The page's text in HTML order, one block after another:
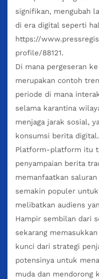
signifikan, mengubah
di era digital seperti
https://
profile/88121.
Di mana pergeseran
merupakan contoh
periode di mana
selama karantina
menjaga jarak sosial,
konsumsi berita digital.
Platform-platform itu
penyampaian berita
memanfaatkan
semakin populer
melibatkan audiens
Hampir sembilan dari
sekarang
kunci dari strategi
potensinya untuk
muda dan mendorong